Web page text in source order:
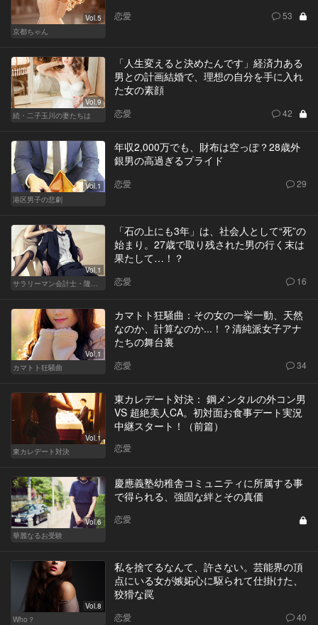
Vol.5
京都ちゃん
恋愛 53
Vol.9
続・二子玉川の妻たちは
「人生変えると決めたんです」経済力ある
男との計画結婚で、理想の自分を手に入れ
た女の素顔
恋愛 42
Vol.1
港区男子の悲劇
年収2,000万でも、財布は空っぽ？28歳外
銀男の高過ぎるプライド
恋愛 29
Vol.1
「石の上にも3年」は、社会人として“死”の
始まり。27歳で取り残された男の行く末は
果たして…！？
恋愛 16
Vol.1
カマトト狂騒曲
カマトト狂騒曲：その女の一挙一動、天然
なのか、計算なのか...！？清純派女子アナ
たちの舞台裏
恋愛 34
Vol.1
東カレデート対決
東カレデート対決： 鋼メンタルの外コン男
VS 超絶美人CA。初対面お食事デート実況
中継スタート！（前篇）
恋愛
Vol.6
華麗なるお受験
慶應義塾幼稚舎コミュニティに所属する事
で得られる、強固な絆とその真価
恋愛
Vol.8
Who？
私を捨てるなんて、許さない。芸能界の頂
点にいる女が嫉妬心に駆られて仕掛けた、
狡猾な罠
恋愛 40